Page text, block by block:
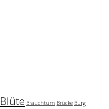
Blüte Brauchtum Brücke Burg